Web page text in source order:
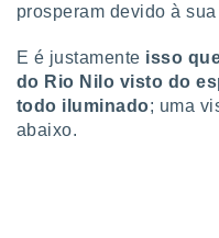
através
nós e
prosperam devido à
E é justamente isso
do Rio Nilo visto do
todo iluminado; uma
abaixo.